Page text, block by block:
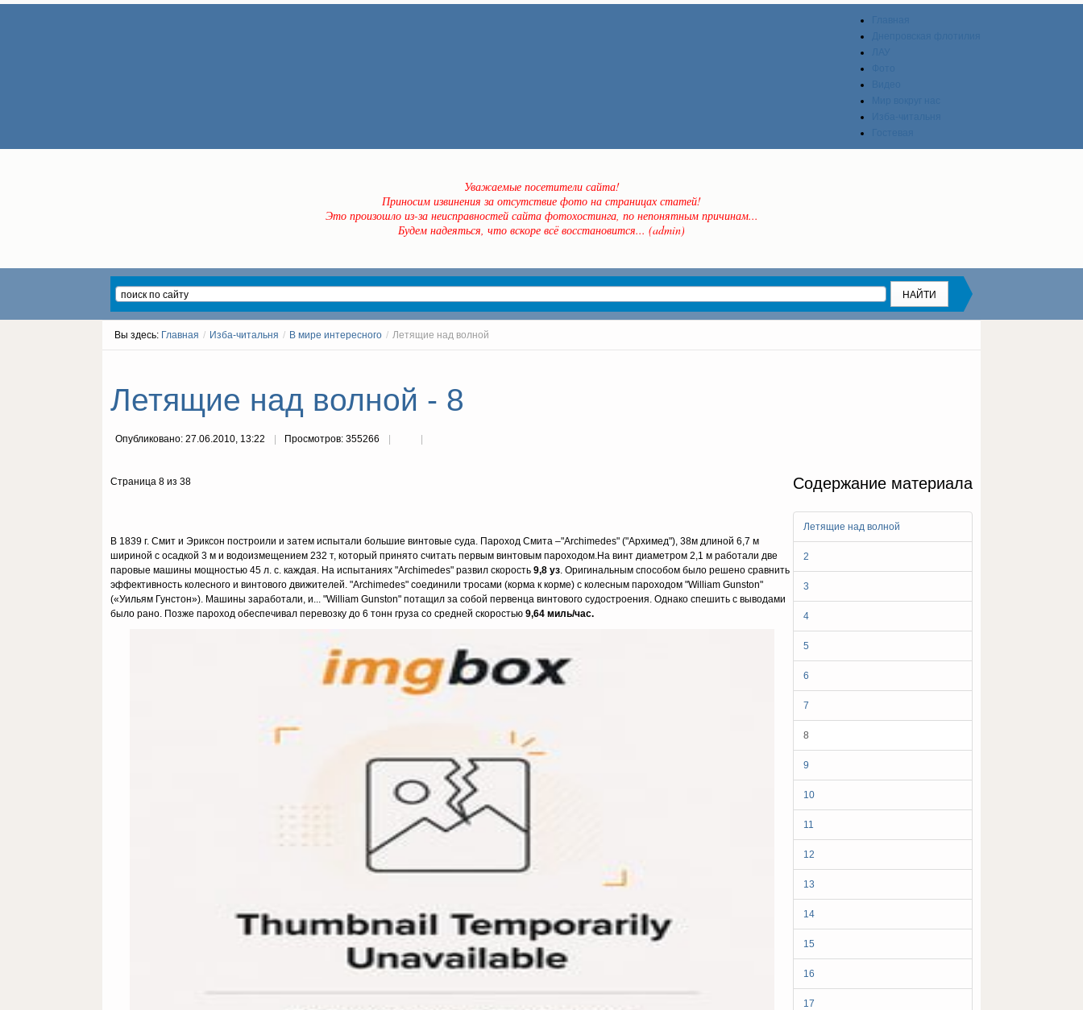
Уважаемые посетители сайта!
Приносим извинения за отсутствие фото на страницах статей!
Это произошло из-за неисправностей сайта фотохостинга, по непонятным причинам...
Будем надеяться, что вскоре всё восстановится... (admin)
Вы здесь: Главная / Изба-читальня / В мире интересного / Летящие над волной
Летящие над волной - 8
Опубликовано: 27.06.2010, 13:22 Просмотров: 355266
Содержание материала
Летящие над волной
2
3
4
5
6
7
8
9
10
11
12
13
14
15
16
17
Страница 8 из 38
В 1839 г. Смит и Эриксон построили и затем испытали большие винтовые суда. Пароход Смита –"Archimedes" ("Архимед"), 38м длиной 6,7 м
шириной с осадкой 3 м и водоизмещением 232 т, который принято считать первым винтовым пароходом.На винт диаметром 2,1 м работали две
паровые машины мощностью 45 л. с. каждая. На испытаниях "Archimedes" развил скорость 9,8 уз. Оригинальным способом было решено сравнить
эффективность колесного и винтового движителей. "Archimedes" соединили тросами (корма к корме) с колесным пароходом "William Gunston"
(«Уильям Гунстон»). Машины заработали, и... "William Gunston" потащил за собой первенца винтового судостроения. Однако спешить с выводами
было рано. Позже пароход обеспечивал перевозку до 6 тонн груза со средней скоростью 9,64 миль/час.